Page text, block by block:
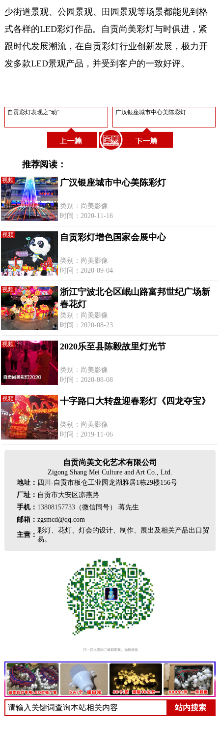
少街道景观、公园景观、田园景观等场景都能见到格
式各样的LED彩灯作品。自贡尚美彩灯与时俱进，紧
跟时代发展潮流，在自贡彩灯行业创新发展，极力开
发多款LED景观产品，并受到客户的一致好评。
自贡彩灯表现之“动” 广汉银座城市中心美陈彩灯
推荐阅读：
视频 广汉银座城市中心美陈彩灯
类别：尚美影像
时间：2020-11-16
视频 自贡彩灯增色国家会展中心
类别：尚美影像
时间：2020-09-04
视频
浙江宁波北仑区岷山路富邦世纪广场新
春花灯
类别：尚美影像
时间：2020-08-23
视频 2020乐至县陈毅故里灯光节
类别：尚美影像
时间：2020-08-08
视频 十字路口大转盘迎春彩灯《四龙夺宝》
类别：尚美影像
时间：2019-11-06
自贡尚美文化艺术有限公司
Zigong Shang Mei Culture and Art Co., Ltd.
地址： 四川-自贡市板仓工业园龙湖雅居1栋29楼156号
厂址： 自贡市大安区凉燕路
手机： 13808157733（微信同号） 蒋先生
邮箱： zgsmcd@qq.com
主营：
彩灯、花灯、灯会的设计、制作、展出及相关产品出口贸
易。